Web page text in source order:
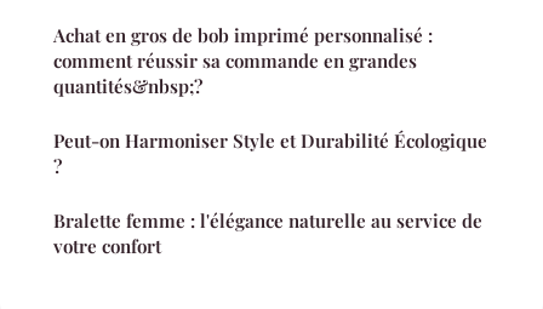
Achat en gros de bob imprimé personnalisé :
comment réussir sa commande en grandes
quantités&nbsp;?
Peut-on Harmoniser Style et Durabilité Écologique
?
Bralette femme : l'élégance naturelle au service de
votre confort